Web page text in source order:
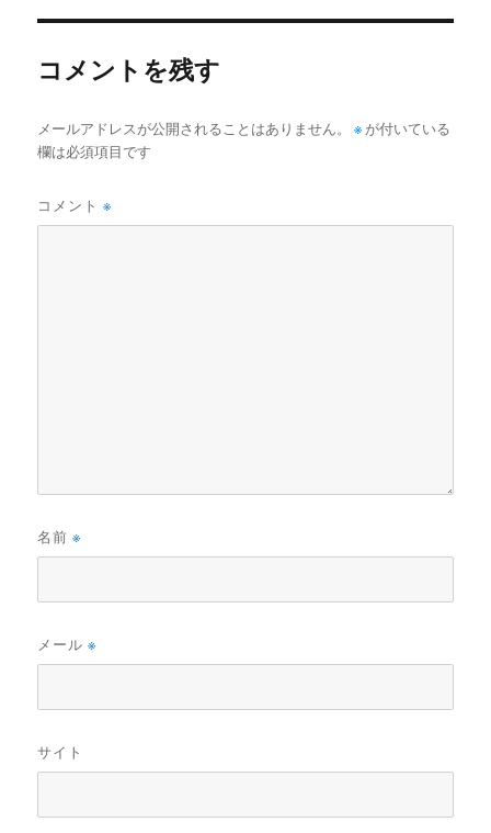
コメントを残す
メールアドレスが公開されることはありません。 ※ が付いている
欄は必須項目です
コメント※
名前※
メール※
サイト